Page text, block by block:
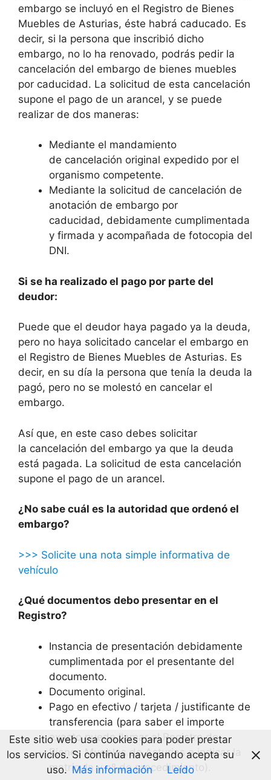
embargo se incluyó en el Registro de Bienes
Muebles de Asturias, éste habrá caducado. Es
decir, si la persona que inscribió dicho
embargo, no lo ha renovado, podrás pedir la
cancelación del embargo de bienes muebles
por caducidad. La solicitud de esta cancelación
supone el pago de un arancel, y se puede
realizar de dos maneras:
Mediante el mandamiento
de cancelación original expedido por el
organismo competente.
Mediante la solicitud de cancelación de
anotación de embargo por
caducidad, debidamente cumplimentada
y firmada y acompañada de fotocopia del
DNI.
Si se ha realizado el pago por parte del
deudor:
Puede que el deudor haya pagado ya la deuda,
pero no haya solicitado cancelar el embargo en
el Registro de Bienes Muebles de Asturias. Es
decir, en su día la persona que tenía la deuda la
pagó, pero no se molestó en cancelar el
embargo.
Así que, en este caso debes solicitar
la cancelación del embargo ya que la deuda
está pagada. La solicitud de esta cancelación
supone el pago de un arancel.
¿No sabe cuál es la autoridad que ordenó el
embargo?
>>> Solicite una nota simple informativa de
vehículo
¿Qué documentos debo presentar en el
Registro?
Instancia de presentación debidamente
cumplimentada por el presentante del
documento.
Documento original.
Pago en efectivo / tarjeta / justificante de
transferencia (para saber el importe
exacto puede llamar al Registro de
Bienes Muebles de Asturias e indicar la
matrícula y nº de procedimiento).
Este sitio web usa cookies para poder prestar
los servicios. Si continúa navegando acepta su
uso. Más información Leído